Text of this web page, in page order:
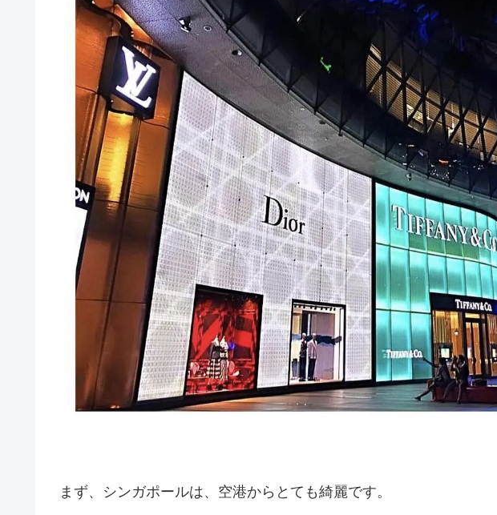
まず、シンガポールは、空港からとても綺麗です。